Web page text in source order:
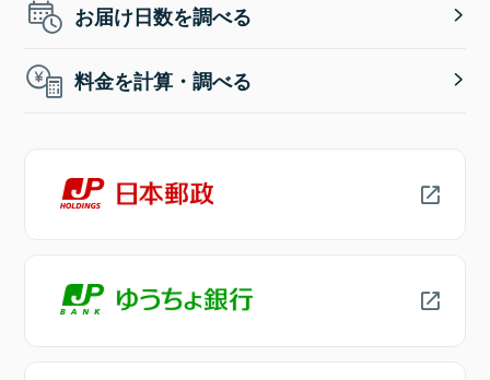
お届け日数を調べる
料金を計算・調べる